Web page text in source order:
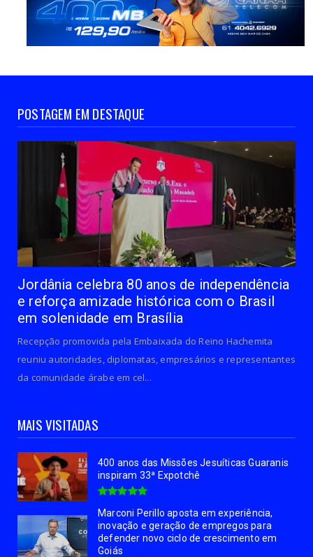
POSTAGEM EM DESTAQUE
Jordânia celebra 80 anos de independência
e reforça amizade histórica com o Brasil
em solenidade em Brasília
Recepção promovida pela Embaixada do Reino Hachemita
reuniu autoridades, diplomatas, empresários e representantes
da comunidade árabe em cel...
MAIS VISITADAS
400 anos das Missões Jesuíticas Guaranis
inspiram 33ª Expotchê
Marconi Perillo aposta em experiência,
inovação e geração de empregos para
defender novo ciclo de crescimento em
Goiás